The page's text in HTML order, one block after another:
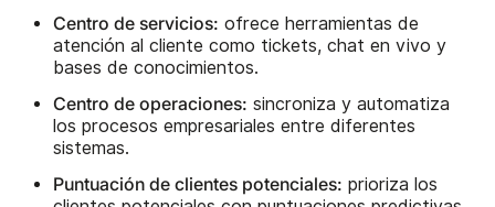
Centro de servicios: ofrece herramientas de
atención al cliente como tickets, chat en vivo y
bases de conocimientos.
Centro de operaciones: sincroniza y automatiza
los procesos empresariales entre diferentes
sistemas.
Puntuación de clientes potenciales: prioriza los